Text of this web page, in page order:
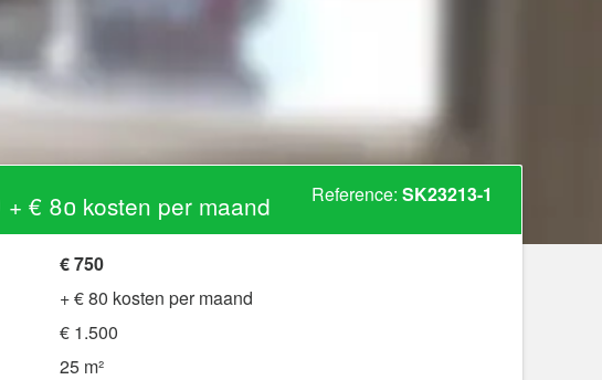
+ € 80 kosten per maand Reference: SK23213-1
€ 750
+ € 80 kosten per maand
€ 1.500
25 m²